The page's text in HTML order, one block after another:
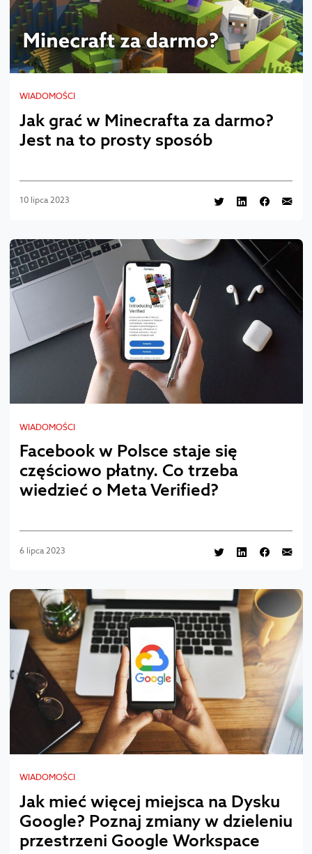
WIADOMOŚCI
Jak grać w Minecrafta za darmo?
Jest na to prosty sposób
10 lipca 2023
WIADOMOŚCI
Facebook w Polsce staje się
częściowo płatny. Co trzeba
wiedzieć o Meta Verified?
6 lipca 2023
WIADOMOŚCI
Jak mieć więcej miejsca na Dysku
Google? Poznaj zmiany w dzieleniu
przestrzeni Google Workspace